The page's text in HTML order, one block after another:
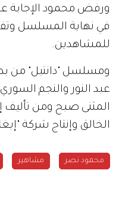
ورفض محمود الإجابة
في نهاية المسلسل
للمشاهدين.
ومسلسل "دانتيل" من
عبد النور والنجم
المثنى صبح ومن
الخالق وإنتاج شركة
محمود نصر مشاهير